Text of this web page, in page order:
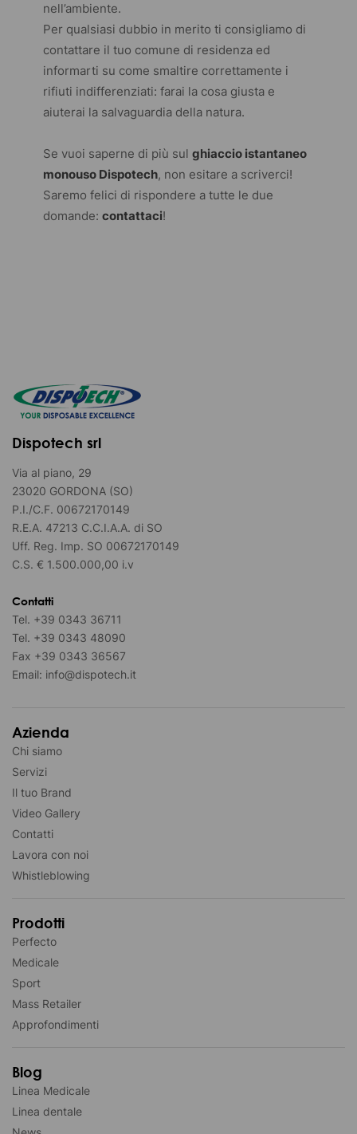
nell’ambiente.
Per qualsiasi dubbio in merito ti consigliamo di
contattare il tuo comune di residenza ed
informarti su come smaltire correttamente i
rifiuti indifferenziati: farai la cosa giusta e
aiuterai la salvaguardia della natura.
Se vuoi saperne di più sulghiaccio istantaneo
monouso Dispotech, non esitare a scriverci!
Saremo felici di rispondere a tutte le due
domande:contattaci!
Dispotech srl
Via al piano, 29
23020 GORDONA (SO)
P.I./C.F. 00672170149
R.E.A. 47213 C.C.I.A.A. di SO
Uff. Reg. Imp. SO 00672170149
C.S. € 1.500.000,00 i.v
Contatti
Tel. +39 0343 36711
Tel. +39 0343 48090
Fax +39 0343 36567
Email: info@dispotech.it
Azienda
Chi siamo
Servizi
Il tuo Brand
Video Gallery
Contatti
Lavora con noi
Whistleblowing
Prodotti
Perfecto
Medicale
Sport
Mass Retailer
Approfondimenti
Blog
Linea Medicale
Linea dentale